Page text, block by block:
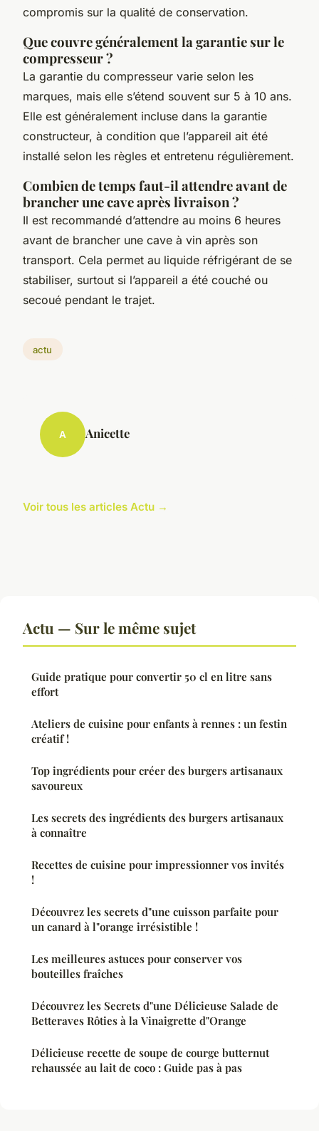
compromis sur la qualité de conservation.
Que couvre généralement la garantie sur le
compresseur ?
La garantie du compresseur varie selon les
marques, mais elle s’étend souvent sur 5 à 10 ans.
Elle est généralement incluse dans la garantie
constructeur, à condition que l’appareil ait été
installé selon les règles et entretenu régulièrement.
Combien de temps faut-il attendre avant de
brancher une cave après livraison ?
Il est recommandé d’attendre au moins 6 heures
avant de brancher une cave à vin après son
transport. Cela permet au liquide réfrigérant de se
stabiliser, surtout si l’appareil a été couché ou
secoué pendant le trajet.
actu
A Anicette
Voir tous les articles Actu →
Actu — Sur le même sujet
Guide pratique pour convertir 50 cl en litre sans
effort
Ateliers de cuisine pour enfants à rennes : un festin
créatif !
Top ingrédients pour créer des burgers artisanaux
savoureux
Les secrets des ingrédients des burgers artisanaux
à connaître
Recettes de cuisine pour impressionner vos invités
!
Découvrez les secrets d"une cuisson parfaite pour
un canard à l"orange irrésistible !
Les meilleures astuces pour conserver vos
bouteilles fraîches
Découvrez les Secrets d"une Délicieuse Salade de
Betteraves Rôties à la Vinaigrette d"Orange
Délicieuse recette de soupe de courge butternut
rehaussée au lait de coco : Guide pas à pas